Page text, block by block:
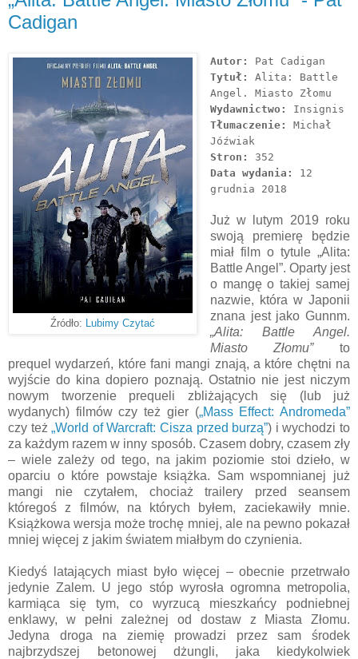
Cadigan
Źródło: Lubimy Czytać
Autor:
Pat Cadigan
Tytuł: Alita: Battle
Angel. Miasto Złomu
Wydawnictwo:
Insignis
Tłumaczenie:
Michał
Jóźwiak
Stron:
352
Data wydania:
12
grudnia 2018
Już w lutym 2019 roku
swoją premierę będzie
miał film o tytule „Alita:
Battle Angel”. Oparty jest
o mangę o takiej samej
nazwie, która w Japonii
znana jest jako Gunnm.
„Alita: Battle Angel.
Miasto Złomu”to
prequel wydarzeń, które fani mangi znają, a które chętni na
wyjście do kina dopiero poznają. Ostatnio nie jest niczym
nowym tworzenie prequeli zbliżających się (lub już
wydanych) filmów czy też gier („Mass Effect: Andromeda”
czy też„World of Warcraft: Cisza przed burzą”) i wychodzi to
za każdym razem w inny sposób. Czasem dobry, czasem zły
– wiele zależy od tego, na jakim poziomie stoi dzieło, w
oparciu o które powstaje książka. Sam wspomnianej już
mangi nie czytałem, chociaż trailery przed seansem
któregoś z filmów, na których byłem, zaciekawiły mnie.
Książkowa wersja może trochę mniej, ale na pewno pokazał
mniej więcej z jakim światem miałbym do czynienia.
Kiedyś latających miast było więcej – obecnie przetrwało
jedynie Zalem. U jego stóp wyrosła ogromna metropolia,
karmiąca się tym, co wyrzucą mieszkańcy podniebnej
enklawy, w pełni zależnej od dostaw z Miasta Złomu.
Jedyna droga na ziemię prowadzi przez sam środek
najbrzydszej betonowej dżungli, jaka kiedykolwiek